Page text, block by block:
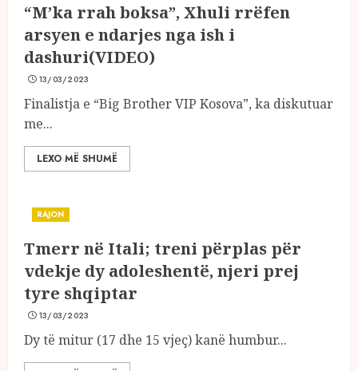
“M’ka rrah boksa”, Xhuli rrëfen
arsyen e ndarjes nga ish i
dashuri(VIDEO)
13/03/2023
Finalistja e “Big Brother VIP Kosova”, ka diskutuar
me...
LEXO MË SHUMË
RAJON
Tmerr në Itali; treni përplas për
vdekje dy adoleshentë, njeri prej
tyre shqiptar
13/03/2023
Dy të mitur (17 dhe 15 vjeç) kanë humbur...